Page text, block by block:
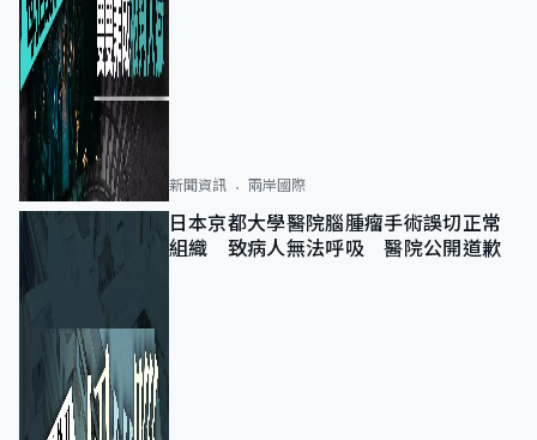
新聞資訊 兩岸國際
日本京都大學醫院腦腫瘤手術誤切正常
組織 致病人無法呼吸 醫院公開道歉